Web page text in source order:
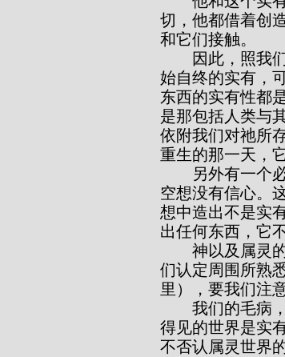
切，他都借着创
和它们接触。
始自终的实有，
东西的实有性都
是那包括人类与
依附我们对祂所
重生的那一天，
空想没有信心。
想中造出不是实
出任何东西，它
们认定周围所熟
里），要我们注
得见的世界是实
不否认属灵世界